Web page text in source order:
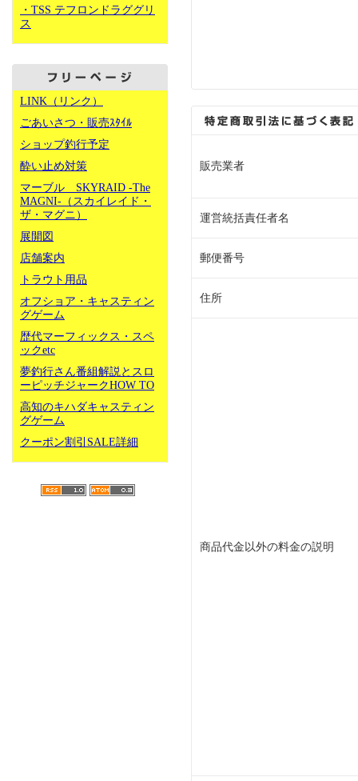
・TSS テフロンドラググリ
ス
LINK（リンク）
ごあいさつ・販売ｽﾀｲﾙ
ショップ釣行予定
酔い止め対策
マーブル SKYRAID -The
MAGNI-（スカイレイド・
ザ・マグニ）
展開図
店舗案内
トラウト用品
オフショア・キャスティン
グゲーム
歴代マーフィックス・スペ
ックetc
夢釣行さん番組解説とスロ
ーピッチジャークHOW TO
高知のキハダキャスティン
グゲーム
クーポン割引SALE詳細
販売業者
運営統括責任者名
郵便番号
住所
商品代金以外の料金の説明